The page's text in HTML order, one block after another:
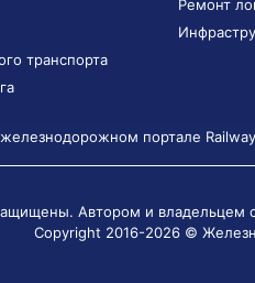
транспорта
Ремонт
портале
Автором и владельцем
Copyright 2016-2026 ©